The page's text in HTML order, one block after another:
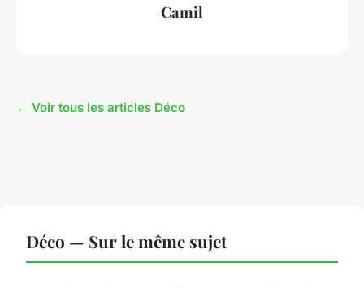
Camil
← Voir tous les articles Déco
Déco — Sur le même sujet